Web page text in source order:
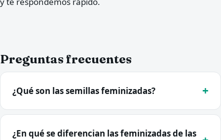
Preguntas frecuentes
¿Qué son las semillas feminizadas?
¿En qué se diferencian las feminizadas de las